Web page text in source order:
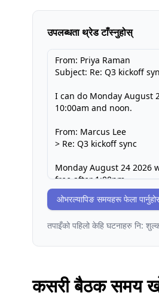
उपलब्धता थ्रेड टाँस्नुहोस्
ओभरल्यापिङ समयहरू फेला
तपाइँको पहिलो केहि घटनाहरु नि:
कसरी बैठक समय